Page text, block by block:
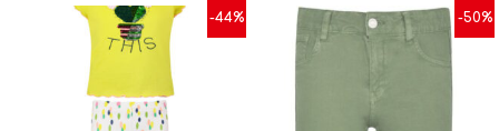
-44% -50%